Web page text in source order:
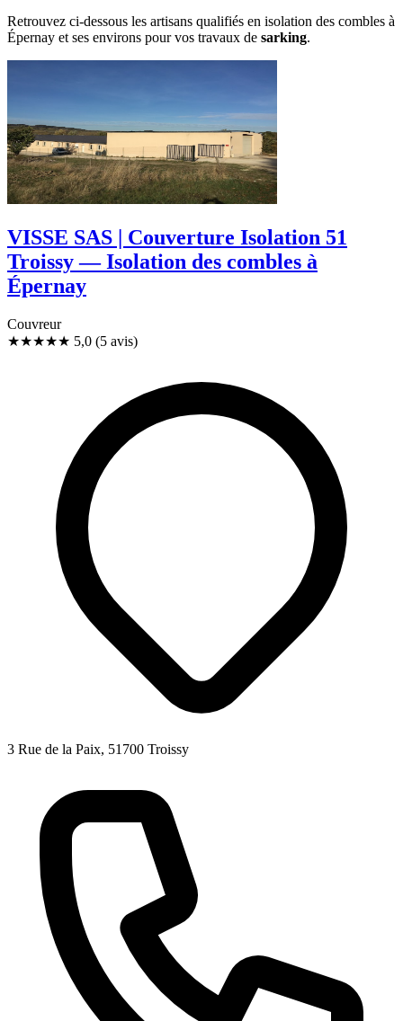
Retrouvez ci-dessous les artisans qualifiés en isolation des combles à
Épernay et ses environs pour vos travaux de sarking.
VISSE SAS | Couverture Isolation 51
Troissy — Isolation des combles à
Épernay
Couvreur
★★★★★ 5,0 (5 avis)
3 Rue de la Paix, 51700 Troissy